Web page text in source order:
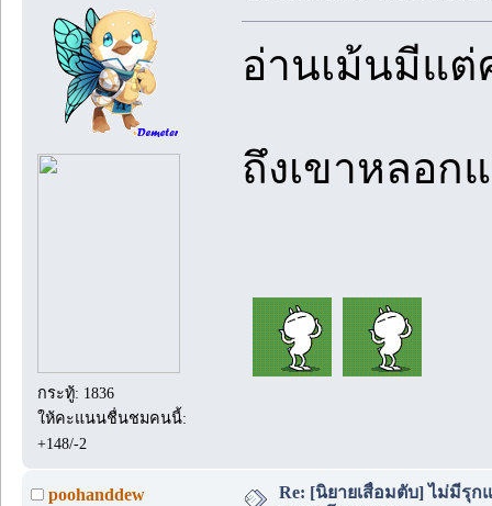
กระทู้: 1836
ให้คะแนนชื่นชมคนนี้:
+148/-2
อ่านเม้นมีแ
ถึงเขาหลอก
poohanddew
Re: [นิยายเสื่อมตับ] ไม่มีรุก